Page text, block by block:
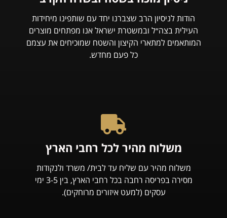
הודות לניסיון הרב שצברנו יחד עם שותפינו מיחידות
העילית בצה״ל ובמשטרת ישראל אנו מפתחים מוצרים
המותאמים למתארי הקיצון והשטח שמוכיחים את עצמם
כל פעם מחדש.
משלוח מהיר לכל רחבי הארץ
משלוח מהיר עם שליח עד לבית/ משרד ולנקודות
מסירה בפריסה רחבה בכל רחבי הארץ, בין 3-5 ימי
עסקים (למעט איזורים מרוחקים).